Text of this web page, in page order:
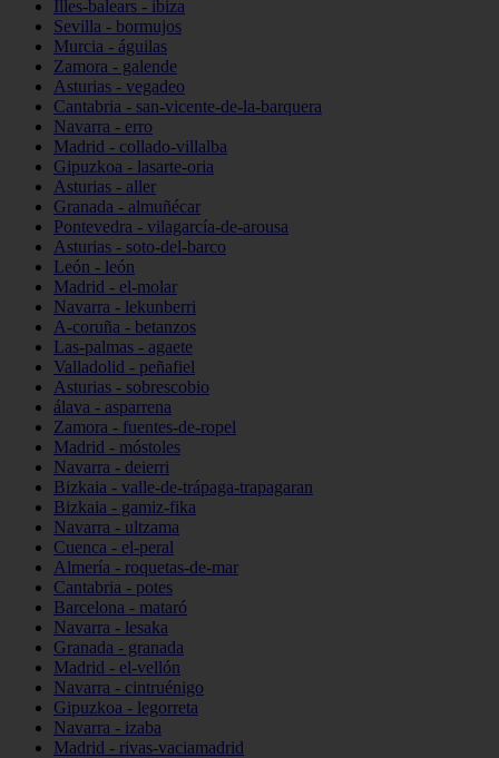
Illes-balears - ibiza
Sevilla - bormujos
Murcia - águilas
Zamora - galende
Asturias - vegadeo
Cantabria - san-vicente-de-la-barquera
Navarra - erro
Madrid - collado-villalba
Gipuzkoa - lasarte-oria
Asturias - aller
Granada - almuñécar
Pontevedra - vilagarcía-de-arousa
Asturias - soto-del-barco
León - león
Madrid - el-molar
Navarra - lekunberri
A-coruña - betanzos
Las-palmas - agaete
Valladolid - peñafiel
Asturias - sobrescobio
álava - asparrena
Zamora - fuentes-de-ropel
Madrid - móstoles
Navarra - deierri
Bizkaia - valle-de-trápaga-trapagaran
Bizkaia - gamiz-fika
Navarra - ultzama
Cuenca - el-peral
Almería - roquetas-de-mar
Cantabria - potes
Barcelona - mataró
Navarra - lesaka
Granada - granada
Madrid - el-vellón
Navarra - cintruénigo
Gipuzkoa - legorreta
Navarra - izaba
Madrid - rivas-vaciamadrid